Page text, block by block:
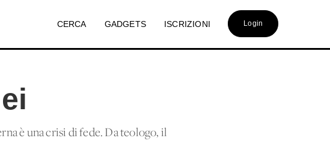
CERCA GADGETS ISCRIZIONI Login
è una crisi di fede. Da teologo, il